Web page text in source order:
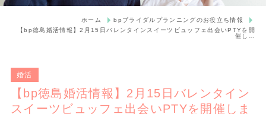
ホーム
bpブライダルプランニングのお役立ち情報
【bp徳島婚活情報】2月15日バレンタインスイーツビュッフェ出会いPTYを開
催し…
婚活
【bp徳島婚活情報】2月15日バレンタイン
スイーツビュッフェ出会いPTYを開催しま